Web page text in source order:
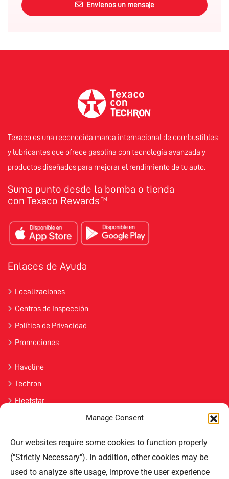
Manage Consent
Our websites require some cookies to function properly
("Strictly Necessary"). In addition, other cookies may be
used to analyze site usage, improve the user experience
Envíenos un mensaje
Texaco es una reconocida marca internacional de combustibles
y lubricantes que ofrece gasolina con tecnología avanzada y
productos diseñados para mejorar el rendimiento de tu auto.
Suma punto desde la bomba o tienda
con Texaco Rewards TM
Enlaces de Ayuda
Localizaciones
Centros de Inspección
Política de Privacidad
Promociones
Havoline
Techron
Fleetstar
Contáctenos
Professional Offices Park 996